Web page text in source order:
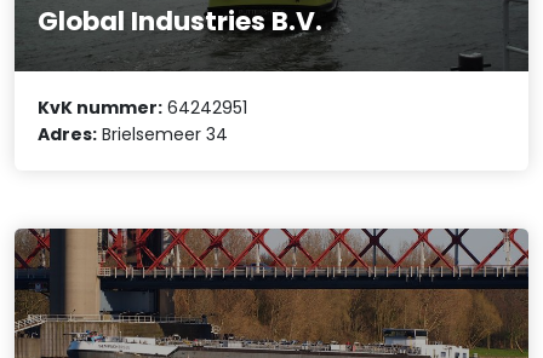
Global Industries B.V.
KvK nummer: 64242951
Adres: Brielsemeer 34